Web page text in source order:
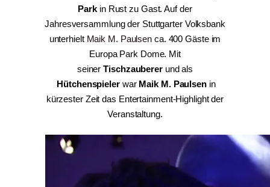
Park in Rust zu Gast. Auf der
Jahresversammlung der Stuttgarter Volksbank
unterhielt Maik M. Paulsen ca. 400 Gäste im
Europa Park Dome. Mit
seinerTischzaubererund als
Hütchenspielerwar Maik M. Paulsenin
kürzester Zeit das Entertainment-Highlight der
Veranstaltung.